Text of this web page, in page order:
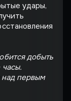
удары,
добыть
первым